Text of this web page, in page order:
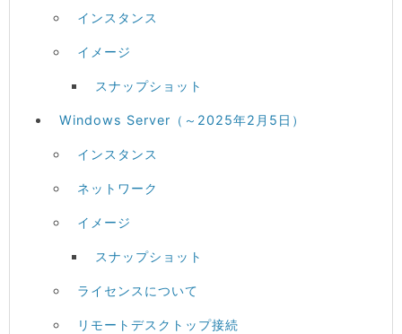
インスタンス
イメージ
スナップショット
Windows Server（～2025年2月5日）
インスタンス
ネットワーク
イメージ
スナップショット
ライセンスについて
リモートデスクトップ接続